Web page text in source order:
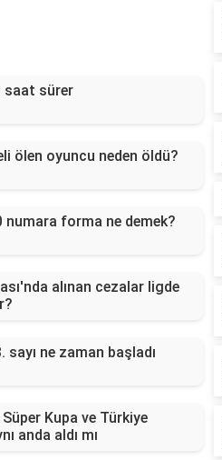
saat sürer
ölen oyuncu neden öldü?
numara forma ne demek?
alınan cezalar ligde
sayı ne zaman başladı
Süper Kupa ve Türkiye
anda aldı mı